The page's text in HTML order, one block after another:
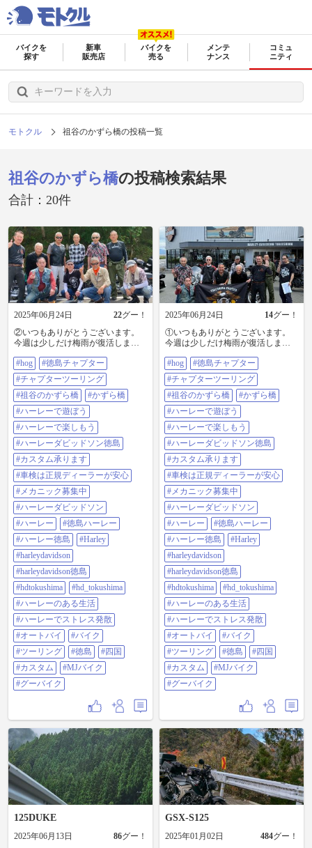
バイクを
探す
新車
販売店
バイクを
売る
メンテ
ナンス
コミュ
ニティ
モトクル 祖谷のかずら橋の投稿一覧
祖谷のかずら橋の投稿検索結果
合計：20件
2025年06月24日 22グー！
②いつもありがとうございます。
今週は少しだけ梅雨が復活しまし
からはまた猛暑！ギラギラじゃな
いですか！ そろそろ梅雨明けか。
さて、先日のツーリング報告で
す。 1週間以上経ってしまいまし
た。申し訳ありません。バタバタ
しておりました。 先導は、古田が
担当で参加。 『祖谷のかずら橋ツ
ーリング』2025年6月15日(日) 今回
HOG徳島チャプターは、徳島の名
所「祖谷のかずら橋」へのツーリ
ング。 梅雨の季節でしたが、当日
は晴れて天気もよくツーリングに
最適な日でした。すこし暑すぎま
したが。。。 地元に住んでいると
案外名所でもなかなか行かないの
で、皆様久々の祖谷のかずら橋だ
ったので喜んでいました。 かずら
橋では観光客も梅雨時期で少な
く、皆様思い思いの時間を楽しめ
る事が出来ました。 走行距離も丁
度よく満喫出来たツーリングでし
た。次回も良いスポットをご提案
したいです。 参加された皆様あり
がとうございました。 ◆ツーリン
グフォトギャラリー↓（すべての写
真が載ってます）
https://harleydavidson-
tokushima.com/photogallery #HOG #徳
島チャプター #チャプターツーリン
グ #祖谷のかずら橋 #かずら橋 #ハ
ーレーで遊ぼう #ハーレーで楽しも
う 📣📣📣📣📣📣📣📣📣📣📣📣 💥終
了間近！お急ぎください💥 ◆🉐
【2024年モデル新車成約特典】 衝
撃の最大55万円サポート‼️（6/29ま
で） ◆新車＆中古車🉐在庫情報
https://harleydavidson-
tokushima.com/stock ◆グーバイク中
古車情報
https://www.goobike.com/shop/client_8
300277/zaiko.html ◆【各SNSフォロ
ーよろしくお願いします🙇‍♂️↓】
🆕(Instagram)
instagram.com/hd_tokushima ※新アカ
ウント (YouTube)
youtube.com/@hdtokushima (TikTok)
#hog
#徳島チャプター
#チャプターツーリング
#祖谷のかずら橋
#かずら橋
#ハーレーで遊ぼう
#ハーレーで楽しもう
#ハーレーダビッドソン徳島
#カスタム承ります
#車検は正規ディーラーが安心
#メカニック募集中
#ハーレーダビッドソン
#ハーレー
#徳島ハーレー
#ハーレー徳島
#Harley
#harleydavidson
#harleydavidson徳島
#hdtokushima
#hd_tokushima
#ハーレーのある生活
#ハーレーでストレス発散
#オートバイ
#バイク
#ツーリング
#徳島
#四国
#カスタム
#MJバイク
#グーバイク
2025年06月24日 14グー！
①いつもありがとうございます。
今週は少しだけ梅雨が復活しまし
からはまた猛暑！ギラギラじゃな
いですか！ そろそろ梅雨明けか。
さて、先日のツーリング報告で
す。 1週間以上経ってしまいまし
た。申し訳ありません。バタバタ
しておりました。 先導は、古田が
担当で参加。 『祖谷のかずら橋ツ
ーリング』2025年6月15日(日) 今回
HOG徳島チャプターは、徳島の名
所「祖谷のかずら橋」へのツーリ
ング。 梅雨の季節でしたが、当日
は晴れて天気もよくツーリングに
最適な日でした。すこし暑すぎま
したが。。。 地元に住んでいると
案外名所でもなかなか行かないの
で、皆様久々の祖谷のかずら橋だ
ったので喜んでいました。 かずら
橋では観光客も梅雨時期で少な
く、皆様思い思いの時間を楽しめ
る事が出来ました。 走行距離も丁
度よく満喫出来たツーリングでし
た。次回も良いスポットをご提案
したいです。 参加された皆様あり
がとうございました。 ◆ツーリン
グフォトギャラリー↓（すべての写
真が載ってます）
https://harleydavidson-
tokushima.com/photogallery #HOG #徳
島チャプター #チャプターツーリン
グ #祖谷のかずら橋 #かずら橋 #ハ
ーレーで遊ぼう #ハーレーで楽しも
う 📣📣📣📣📣📣📣📣📣📣📣📣 💥終
了間近！お急ぎください💥 ◆🉐
【2024年モデル新車成約特典】 衝
撃の最大55万円サポート‼️（6/29ま
で） ◆新車＆中古車🉐在庫情報
https://harleydavidson-
tokushima.com/stock ◆グーバイク中
古車情報
https://www.goobike.com/shop/client_8
300277/zaiko.html ◆【各SNSフォロ
ーよろしくお願いします🙇‍♂️↓】
🆕(Instagram)
instagram.com/hd_tokushima ※新アカ
ウント (YouTube)
youtube.com/@hdtokushima (TikTok)
#hog
#徳島チャプター
#チャプターツーリング
#祖谷のかずら橋
#かずら橋
#ハーレーで遊ぼう
#ハーレーで楽しもう
#ハーレーダビッドソン徳島
#カスタム承ります
#車検は正規ディーラーが安心
#メカニック募集中
#ハーレーダビッドソン
#ハーレー
#徳島ハーレー
#ハーレー徳島
#Harley
#harleydavidson
#harleydavidson徳島
#hdtokushima
#hd_tokushima
#ハーレーのある生活
#ハーレーでストレス発散
#オートバイ
#バイク
#ツーリング
#徳島
#四国
#カスタム
#MJバイク
#グーバイク
125DUKE
2025年06月13日 86グー！
GSX-S125
2025年01月02日 484グー！